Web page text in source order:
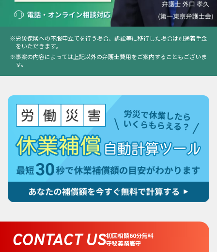
労災保険への不服申立てを行う場合、訴訟等に移行した場合は別途着手金
をいただきます。
事案の内容によっては上記以外の弁護士費用をご案内することもございま
す。
CONTACT US初回相談60分無料
守秘義務厳守